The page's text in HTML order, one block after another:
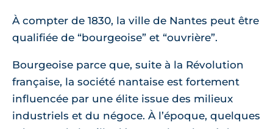
À compter de 1830, la ville de Nantes peut être
qualifiée de “bourgeoise” et “ouvrière”.
Bourgeoise parce que, suite à la Révolution
française, la société nantaise est fortement
influencée par une élite issue des milieux
industriels et du négoce. À l’époque, quelques